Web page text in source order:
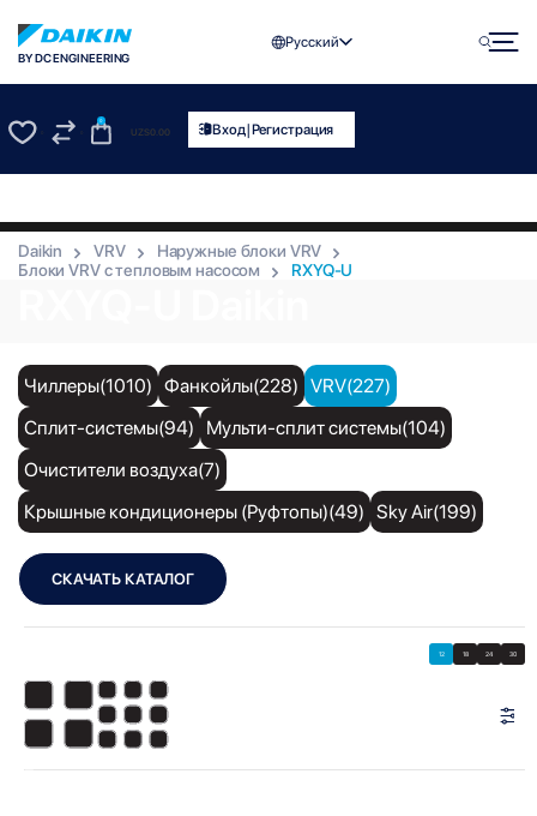
BY DC ENGINEERING
Русский
0
UZS0.00 Вход|Регистрация
Daikin VRV
Наружные блоки VRV
Блоки VRV с тепловым насосом
RXYQ-U
Чиллеры(1010) Фанкойлы(228) VRV(227)
Сплит-системы(94)
Мульти-сплит системы(104)
Очистители воздуха(7)
Крышные кондиционеры (Руфтопы)(49) Sky Air(199)
СКАЧАТЬ КАТАЛОГ
12 18 24 30
Показать: